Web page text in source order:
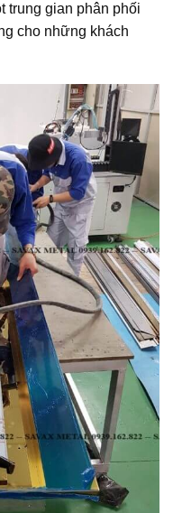
trung gian phân phối
cho những khách